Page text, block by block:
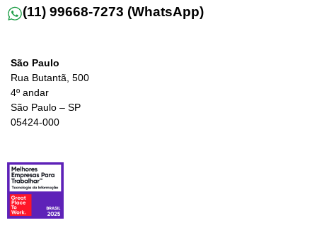
(11) 99668-7273 (WhatsApp)
São Paulo
Rua Butantã, 500
4º andar
São Paulo – SP
05424-000